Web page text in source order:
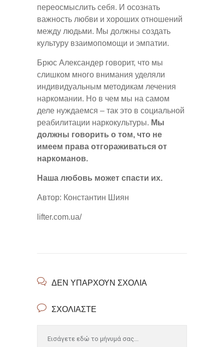
переосмыслить себя. И осознать
важность любви и хороших отношений
между людьми. Мы должны создать
культуру взаимопомощи и эмпатии.
Брюс Александер говорит, что мы
слишком много внимания уделяли
индивидуальным методикам лечения
наркомании. Но в чем мы на самом
деле нуждаемся – так это в социальной
реабилитации наркокультуры. Мы
должны говорить о том, что не
имеем права отгораживаться от
наркоманов.
Наша любовь может спасти их.
Автор: Константин Шиян
lifter.com.ua/
ΔΕΝ ΥΠΆΡΧΟΥΝ ΣΧΌΛΙΑ
ΣΧΟΛΙΆΣΤΕ